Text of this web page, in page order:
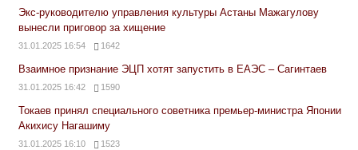
Экс-руководителю управления культуры Астаны Мажагулову
вынесли приговор за хищение
31.01.2025 16:54 1642
Взаимное признание ЭЦП хотят запустить в ЕАЭС – Сагинтаев
31.01.2025 16:42 1590
Токаев принял специального советника премьер-министра Японии
Акихису Нагашиму
31.01.2025 16:10 1523